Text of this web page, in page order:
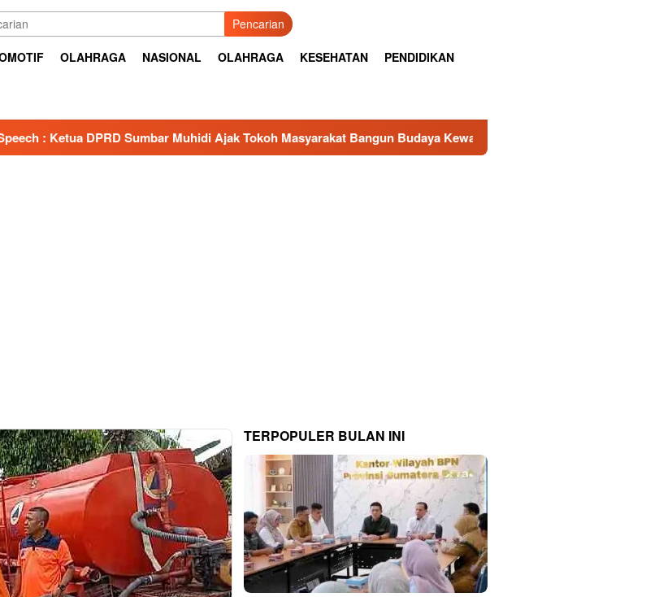
Pencarian
OLAHRAGA NASIONAL OLAHRAGA KESEHATAN PENDIDIKAN
DPRD Sumbar Muhidi Ajak Tokoh Masyarakat Bangun Budaya Kewaspadaan Kantibmas di Lingkungan
TERPOPULER BULAN INI